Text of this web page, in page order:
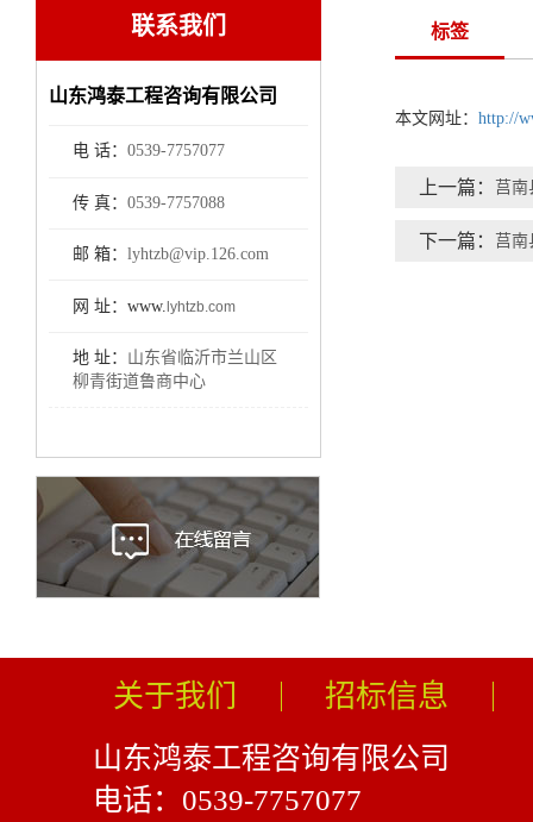
联系我们
山东鸿泰工程咨询有限公司
电 话： 0539-7757077
传 真： 0539-7757088
邮 箱： lyhtzb@vip.126.com
网 址：www. lyhtzb.com
地 址： 山东省临沂市兰山区
柳青街道鲁商中心
标签
本文网址： http://
上一篇： 莒南
下一篇： 莒南
关于我们 招标信息
山东鸿泰工程咨询有限公司
电话：0539-7757077